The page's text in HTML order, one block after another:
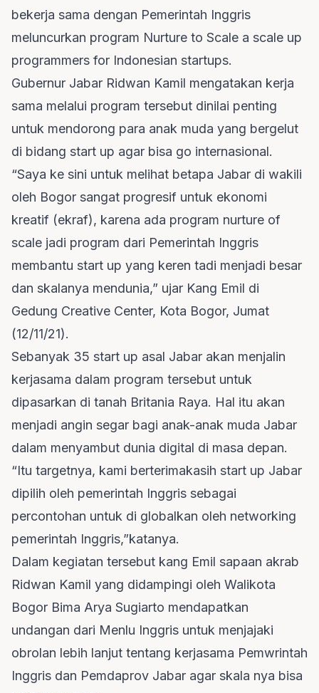
bekerja sama dengan Pemerintah Inggris
meluncurkan program Nurture to Scale a scale up
programmers for Indonesian startups.
Gubernur Jabar Ridwan Kamil mengatakan kerja
sama melalui program tersebut dinilai penting
untuk mendorong para anak muda yang bergelut
di bidang start up agar bisa go internasional.
“Saya ke sini untuk melihat betapa Jabar di wakili
oleh Bogor sangat progresif untuk ekonomi
kreatif (ekraf), karena ada program nurture of
scale jadi program dari Pemerintah Inggris
membantu start up yang keren tadi menjadi besar
dan skalanya mendunia,” ujar Kang Emil di
Gedung Creative Center, Kota Bogor, Jumat
(12/11/21).
Sebanyak 35 start up asal Jabar akan menjalin
kerjasama dalam program tersebut untuk
dipasarkan di tanah Britania Raya. Hal itu akan
menjadi angin segar bagi anak-anak muda Jabar
dalam menyambut dunia digital di masa depan.
“Itu targetnya, kami berterimakasih start up Jabar
dipilih oleh pemerintah Inggris sebagai
percontohan untuk di globalkan oleh networking
pemerintah Inggris,”katanya.
Dalam kegiatan tersebut kang Emil sapaan akrab
Ridwan Kamil yang didampingi oleh Walikota
Bogor Bima Arya Sugiarto mendapatkan
undangan dari Menlu Inggris untuk menjajaki
obrolan lebih lanjut tentang kerjasama Pemwrintah
Inggris dan Pemdaprov Jabar agar skala nya bisa